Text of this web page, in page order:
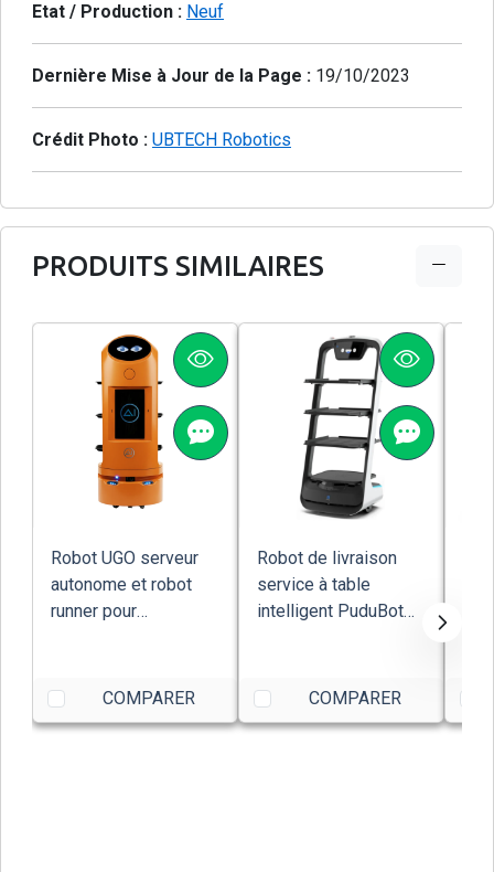
Etat / Production : Neuf
Dernière Mise à Jour de la Page : 19/10/2023
Crédit Photo : UBTECH Robotics
PRODUITS SIMILAIRES
Robot UGO serveur
autonome et robot
runner pour
COMPARER
Robot de livraison
service à table
intelligent PuduBot
COMPARER